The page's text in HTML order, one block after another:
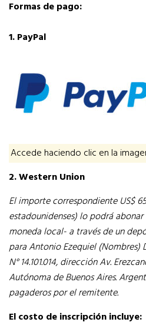
Formas de pago:
1. PayPal
Accede haciendo clic en la
2. Western Union
El importe correspondiente US$
estadounidenses) lo podrá
moneda local- a través de un
para Antonio Ezequiel (Nombres)
N° 14.101.014, dirección Av.
Autónoma de Buenos Aires.
pagaderos por el remitente.
El costo de inscripción incluye: